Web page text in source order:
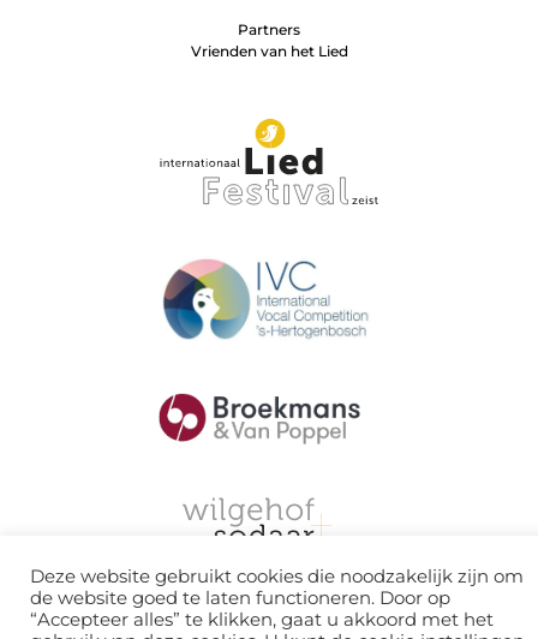
Partners
Vrienden van het Lied
Deze website gebruikt cookies die noodzakelijk zijn om
de website goed te laten functioneren. Door op
“Accepteer alles” te klikken, gaat u akkoord met het